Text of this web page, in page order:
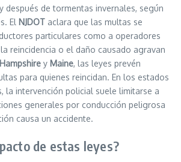
después de tormentas invernales, según
El NJDOT aclara que las multas se
particulares como a operadores
reincidencia o el daño causado agravan
y Maine, las leyes prevén
para quienes reincidan. En los estados
la intervención policial suele limitarse a
generales por conducción peligrosa
causa un accidente.
de estas leyes?